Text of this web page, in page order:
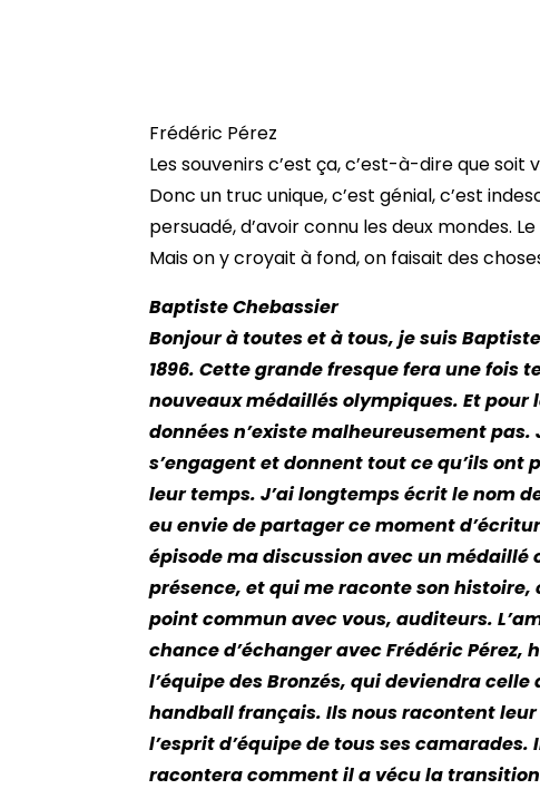
Frédéric Pérez
Les souvenirs c’est ça, c’est-à-dire que
Donc un truc unique, c’est génial, c’est
persuadé, d’avoir connu les deux mondes.
Mais on y croyait à fond, on faisait des
Baptiste Chebassier
Bonjour à toutes et à tous, je suis
1896. Cette grande fresque fera une fois
nouveaux médaillés olympiques. Et
données n’existe malheureusement
s’engagent et donnent tout ce qu’ils ont
leur temps. J’ai longtemps écrit le nom
eu envie de partager ce moment
épisode ma discussion avec un médaillé
présence, et qui me raconte son
point commun avec vous, auditeurs.
chance d’échanger avec Frédéric
l’équipe des Bronzés, qui deviendra
handball français. Ils nous racontent
l’esprit d’équipe de tous ses
racontera comment il a vécu la